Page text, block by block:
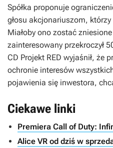
Spółka proponuje
głosu akcjonariuszom,
Miałoby ono zostać
zainteresowany przekroczył
CD Projekt RED wyjaśnił, że
ochronie interesów
pojawienia się inwestora,
Ciekawe linki
Premiera Call of Duty:
Alice VR od dziś w